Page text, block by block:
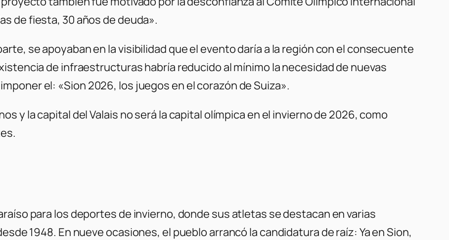
de fiesta, 30 años de deuda».
se apoyaban en la visibilidad que el evento daría a la región con el consecuente
de infraestructuras habría reducido al mínimo la necesidad de nuevas
el: «Sion 2026, los juegos en el corazón de Suiza».
y la capital del Valais no será la capital olímpica en el invierno de 2026, como
para los deportes de invierno, donde sus atletas se destacan en varias
1948. En nueve ocasiones, el pueblo arrancó la candidatura de raíz: Ya en Sion,